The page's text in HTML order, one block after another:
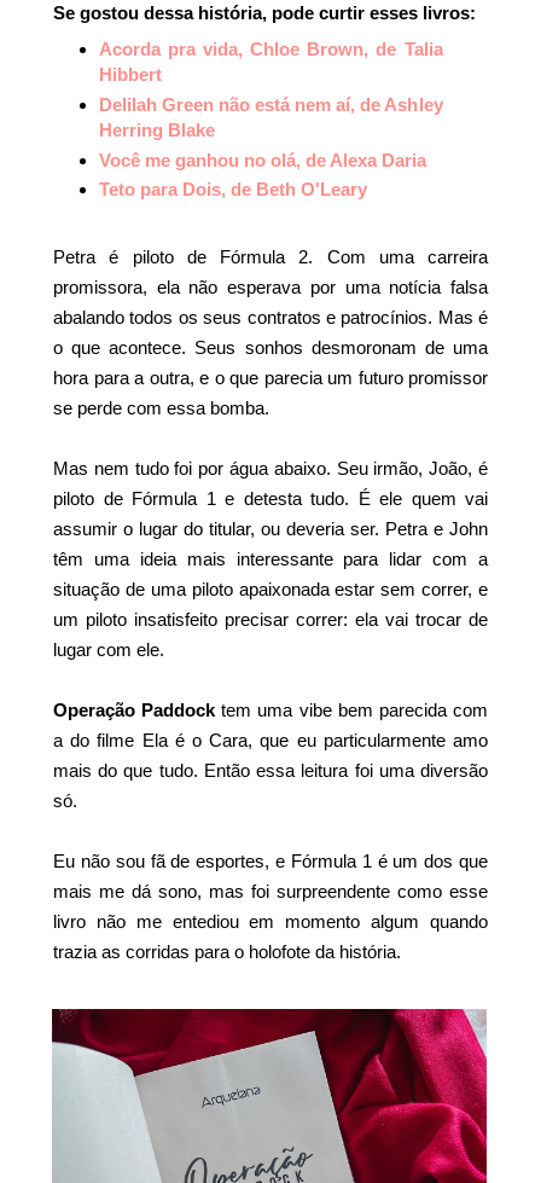
Se gostou dessa história, pode curtir esses livros:
Acorda pra vida, Chloe Brown, de Talia
Hibbert
Delilah Green não está nem aí, de Ashley
Herring Blake
Você me ganhou no olá, de Alexa Daria
Teto para Dois, de Beth O'Leary
Petra é piloto de Fórmula 2. Com uma carreira
promissora, ela não esperava por uma notícia falsa
abalando todos os seus contratos e patrocínios. Mas é
o que acontece. Seus sonhos desmoronam de uma
hora para a outra, e o que parecia um futuro promissor
se perde com essa bomba.
Mas nem tudo foi por água abaixo. Seu irmão, João, é
piloto de Fórmula 1 e detesta tudo. É ele quem vai
assumir o lugar do titular, ou deveria ser. Petra e John
têm uma ideia mais interessante para lidar com a
situação de uma piloto apaixonada estar sem correr, e
um piloto insatisfeito precisar correr: ela vai trocar de
lugar com ele.
Operação Paddock tem uma vibe bem parecida com
a do filme Ela é o Cara, que eu particularmente amo
mais do que tudo. Então essa leitura foi uma diversão
só.
Eu não sou fã de esportes, e Fórmula 1 é um dos que
mais me dá sono, mas foi surpreendente como esse
livro não me entediou em momento algum quando
trazia as corridas para o holofote da história.